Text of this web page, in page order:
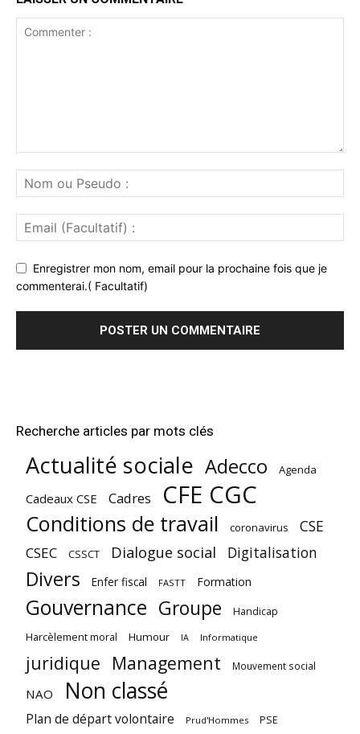
Enregistrer mon nom, email pour la prochaine fois que je
commenterai.( Facultatif)
Recherche articles par mots clés
Actualité sociale Adecco Agenda
Cadeaux CSE Cadres CFE CGC
Conditions de travail coronavirus CSE
CSEC CSSCT Dialogue social Digitalisation
Divers Enfer fiscal FASTT Formation
Gouvernance Groupe Handicap
Harcèlement moral Humour IA Informatique
juridique Management Mouvement social
NAO Non classé
Plan de départ volontaire Prud'Hommes PSE